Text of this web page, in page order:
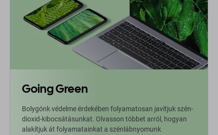
Going Green
Bolygónk védelme érdekében folyamatosan javítjuk szén-
dioxid-kibocsátásunkat. Olvasson többet arról, hogyan
alakítjuk át folyamatainkat a szénlábnyomunk